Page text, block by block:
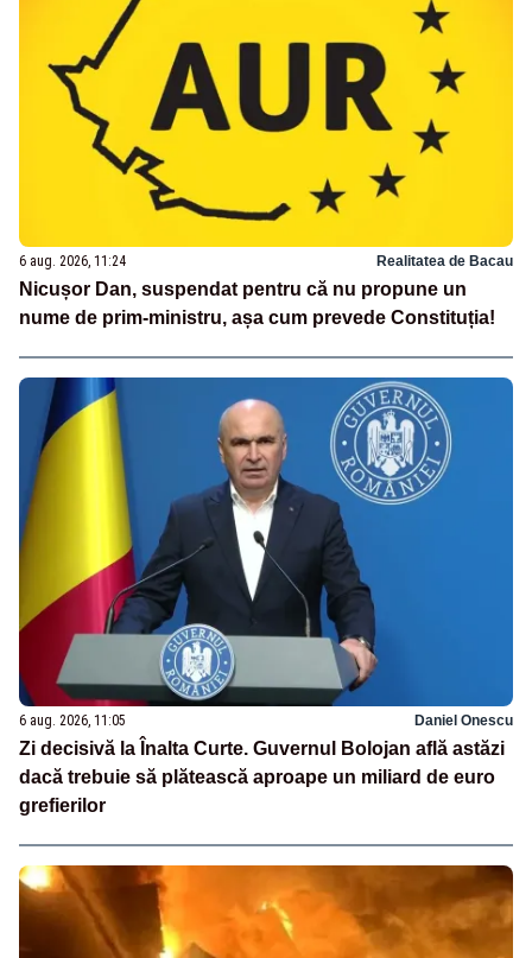
6 aug. 2026, 11:24 Realitatea de Bacau
Nicușor Dan, suspendat pentru că nu propune un
nume de prim-ministru, așa cum prevede Constituția!
6 aug. 2026, 11:05 Daniel Onescu
Zi decisivă la Înalta Curte. Guvernul Bolojan află astăzi
dacă trebuie să plătească aproape un miliard de euro
grefierilor